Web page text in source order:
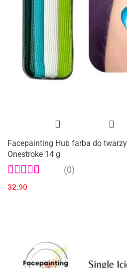
Facepainting Hub farba do
Onestroke 14 g
(0)
32.90